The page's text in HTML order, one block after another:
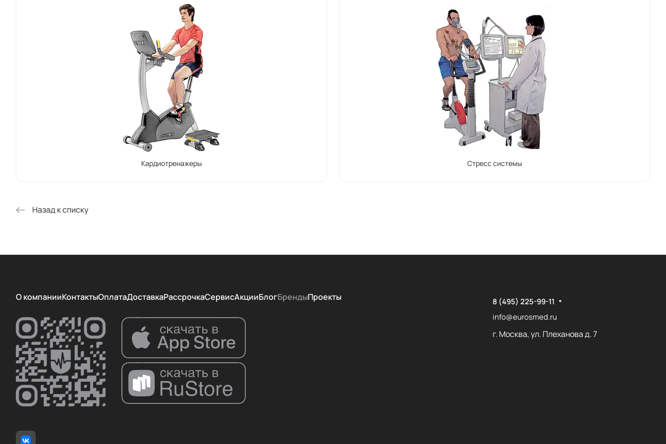
Кардиотренажеры Стресс системы
Назад к списку
О компанииКонтактыОплатаДоставкаРассрочкаСервисАкцииБлогБрендыПроекты
8 (495) 225-99-11
info@eurosmed.ru
г. Москва, ул. Плеханова д. 7